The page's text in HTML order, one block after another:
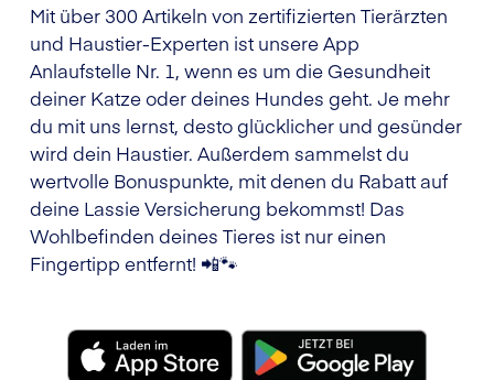
Mit über 300 Artikeln von zertifizierten Tierärzten
und Haustier-Experten ist unsere App
Anlaufstelle Nr. 1, wenn es um die Gesundheit
deiner Katze oder deines Hundes geht. Je mehr
du mit uns lernst, desto glücklicher und gesünder
wird dein Haustier. Außerdem sammelst du
wertvolle Bonuspunkte, mit denen du Rabatt auf
deine Lassie Versicherung bekommst! Das
Wohlbefinden deines Tieres ist nur einen
Fingertipp entfernt! 📲🐾